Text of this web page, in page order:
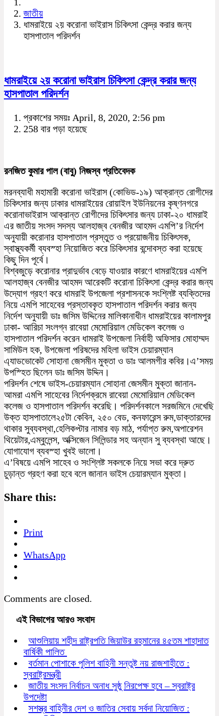
জাতীয়
ধামরাইয়ে ২য় করোনা ভাইরাস চিকিৎসা কেন্দ্র করার জন্য
হাসপাতাল পরিদর্শন
ধামরাইয়ে ২য় করোনা ভাইরাস চিকিৎসা কেন্দ্র করার জন্য
হাসপাতাল পরিদর্শন
প্রকাশের সময়ঃ April, 8, 2020, 2:56 pm
258 বার পড়া হয়েছে
রনজিত কুমার পাল (বাবু) নিজস্ব প্রতিবেদক
মরনব্যাধী মহামারী করোনা ভাইরাস (কোভিড-১৯) আক্রান্ত রোগীদের
চিকিৎসার জন্য ঢাকার ধামরাইয়ের রোয়াইল ইউনিয়নের কৃষ্ণনগরে
করোনাভাইরাস আক্রান্ত রোগীদের চিকিৎসার জন্য ঢাকা-২০ ধামরাই
এর জাতীয় সংসদ সদস্য আলহাজ্ব বেনজীর আহমদ এমপি’র নির্দেশ
অনুযায়ী করোনার হাসপাতাল প্রস্তুত ও প্রয়োজনীয় চিকিৎসক,
স্বাস্থ্যকর্মী ব্যবস্হা নিয়োজিত করে চিকিৎসার বন্দোবস্ত করা হয়েছে
কিছু দিন পূর্বে।
বিশ্বজুড়ে করোনার প্রাদুর্ভাব বেড়ে যাওয়ার কারণে ধামরাইয়ের এমপি
আলহাজ্ব বেনজীর আহমদ আরেকটি করোনা চিকিৎসা কেন্দ্র করার জন্য
উদ্যোগ গ্রহণ করে ধামরাই উপজেলা প্রশাসনকে সংশ্লিষ্ট ব্যক্তিদের
নিয়ে এমপি সাহেবের প্রস্তাবকৃত হাসপাতাল পরিদর্শন করার জন্য
নির্দেশ অনুযায়ী ডাঃ জসিম উদ্দিনের মালিকানাধীন ধামরাইয়ের কালামপুর
ঢাকা- আরিচা সংলগ্ন রাবেয়া মেমোরিয়াল মেডিকেল কলেজ ও
হাসপাতাল পরিদর্শন করেন ধামরাই উপজেলা নির্বাহী অফিসার মোহাম্মদ
সামিউল হক, উপজেলা পরিষদের মহিলা ভাইস চেয়ারম্যান
এ্যাডভোকেট সোহানা জেসমীন মুক্তা ও ডাঃ আলমগীর কবির।এ’সময়
উপস্হিত ছিলেন ডাঃ জসিম উদ্দিন।
পরিদর্শন শেষে ভাইস-চেয়ারম্যান সোহানা জেসমীন মুক্তা জানান-
আমরা এমপি সাহেবের নির্দেশক্রমে রাবেয়া মেমোরিয়াল মেডিকেল
কলেজ ও হাসপাতাল পরিদর্শন করেছি। পরিদর্শনকালে সরজমিনে দেখেছি
উক্ত হাসপাতালে২৫টা কেবিন, ২৫০ বেড, কনফারেন্স রুম,ডাক্তারদের
থাকার সুব্যবস্থা,হেলিকপ্টার নামার বড় মাঠ, পর্যাপ্ত রুম,অপারেশন
থিয়েটার,এম্বুলেন্স, অক্সিজেন সিলিন্ডার সহ অন্যান সু ব্যবস্থা আছে।
যোগাযোগ ব্যবস্হা খুবই ভালো।
এ’বিষয়ে এমপি সাহেব ও সংশ্লিষ্ট সকলকে নিয়ে সভা করে দ্রুত
চুড়ান্ত গ্রহণ করা হবে বলে জানান ভাইস চেয়ারম্যান মুক্তা।
Share this:
Print
WhatsApp
Comments are closed.
এই বিভাগের আরও সংবাদ
আশুলিয়ায় শহীদ রাষ্ট্রপতি জিয়াউর রহমানের ৪৫তম শাহাদাত
বার্ষিকী পালিত
বর্তমান পোশাকে পুলিশ বাহিনী সন্তুষ্ট নয় রাজশাহীতে :
স্বরাষ্ট্রমন্ত্রী
জাতীয় সংসদ নির্বাচন অনাধ সুষ্ঠু নিরপেক্ষ হবে – স্বরাষ্ট্র
উপদেষ্টা
সশস্ত্র বাহিনীর দেশ ও জাতির সেবায় সর্বদা নিয়োজিত :